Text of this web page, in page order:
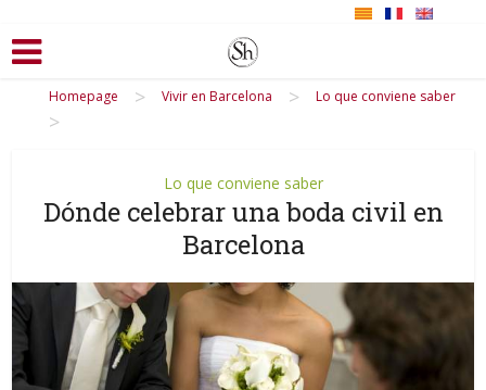
Homepage > Vivir en Barcelona > Lo que conviene saber
>
Lo que conviene saber
Dónde celebrar una boda civil en
Barcelona